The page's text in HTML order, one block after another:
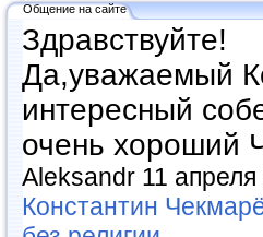
Общение на сайте
Здравствуйте!
Да,уважаемый
интересный
очень хороший
Aleksandr 11
Константин